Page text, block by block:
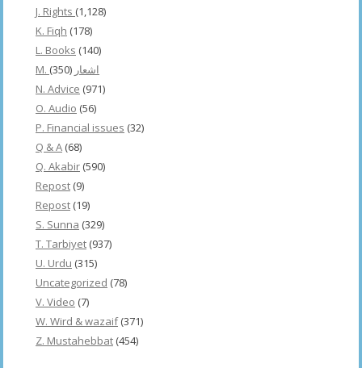
J. Rights (1,128)
K. Fiqh (178)
L. Books (140)
M. اشعار (350)
N. Advice (971)
O. Audio (56)
P. Financial issues (32)
Q & A (68)
Q. Akabir (590)
Repost (9)
Repost (19)
S. Sunna (329)
T. Tarbiyet (937)
U. Urdu (315)
Uncategorized (78)
V. Video (7)
W. Wird & wazaif(371)
Z. Mustahebbat (454)